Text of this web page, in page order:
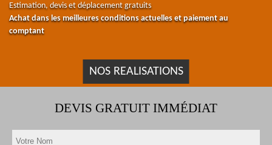
Estimation, devis et déplacement gratuits
Achat dans les meilleures conditions actuelles et paiement au
comptant
NOS REALISATIONS
DEVIS GRATUIT IMMÉDIAT